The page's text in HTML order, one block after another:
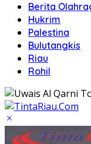
Berita
Hukrim
Palestina
Bulutangkis
Riau
Rohil